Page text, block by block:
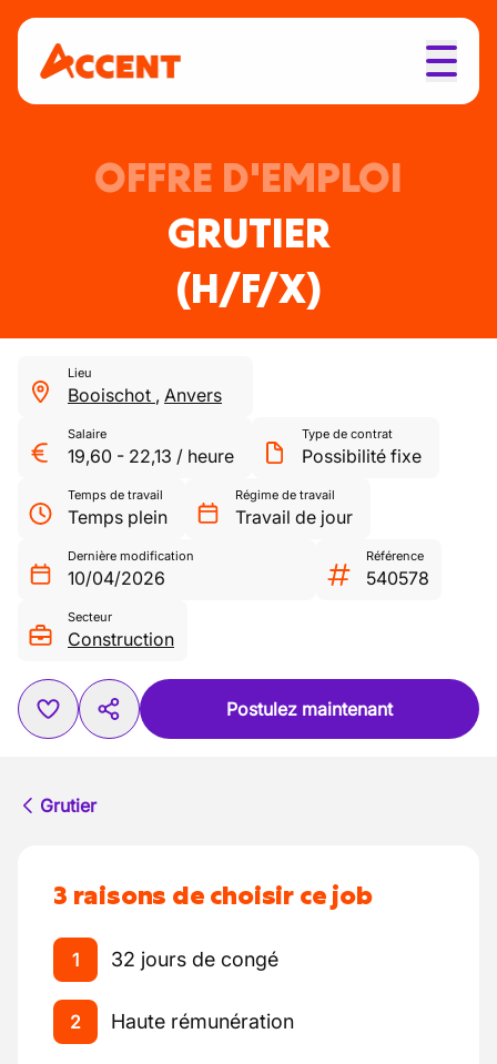
OFFRE D'EMPLOI
GRUTIER
(H/F/X)
Lieu
Booischot , Anvers
Salaire
19,60 - 22,13 / heure
Type de contrat
Possibilité fixe
Temps de travail
Temps plein
Régime de travail
Travail de jour
Dernière modification
10/04/2026
Référence
540578
Secteur
Construction
Postulez maintenant
Grutier
3 raisons de choisir ce job
1 32 jours de congé
2 Haute rémunération